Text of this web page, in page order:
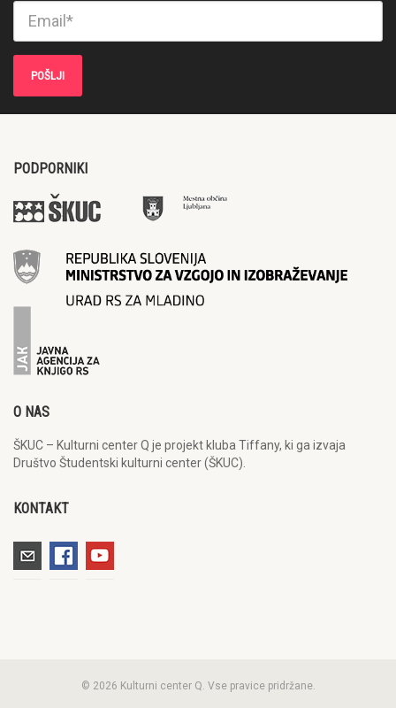
PODPORNIKI
O NAS
ŠKUC – Kulturni center Q je projekt kluba Tiffany, ki ga izvaja
Društvo Študentski kulturni center (ŠKUC).
KONTAKT
© 2026 Kulturni center Q. Vse pravice pridržane.